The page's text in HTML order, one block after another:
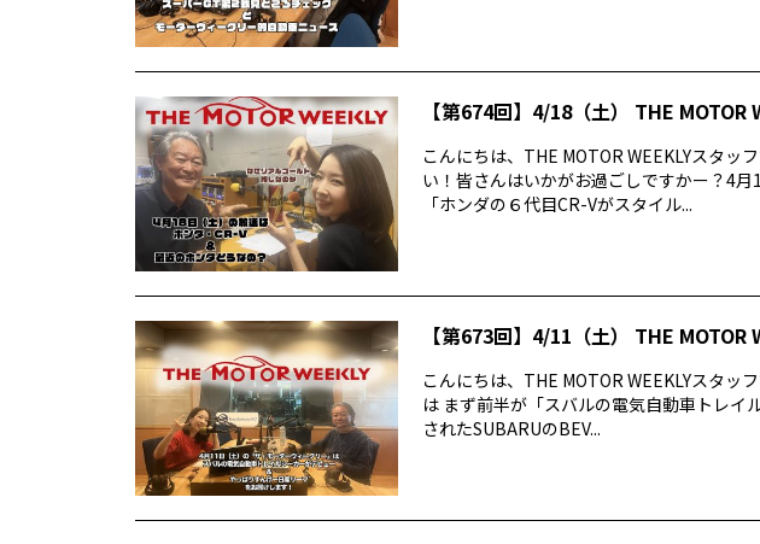
【第674回】4/18（土） THE MOTOR
こんにちは、THE MOTOR WEEKLYスタッ
い！皆さんはいかがお過ごしですかー？4
「ホンダの６代目CR-Vがスタイル...
【第673回】4/11（土） THE MOTOR
こんにちは、THE MOTOR WEEKLYスタッ
は まず前半が「スバルの電気自動車トレイ
されたSUBARUのBEV...